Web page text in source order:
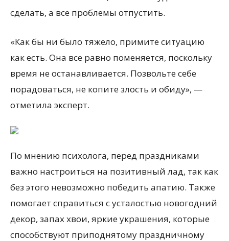
сделать, а все проблемы отпустить.
«Как бы ни было тяжело, примите ситуацию
как есть. Она все равно поменяется, поскольку
время не останавливается. Позвольте себе
порадоваться, не копите злость и обиду», —
отметила эксперт.
По мнению психолога, перед праздниками
важно настроиться на позитивный лад, так как
без этого невозможно победить апатию. Также
помогает справиться с усталостью новогодний
декор, запах хвои, яркие украшения, которые
способствуют приподнятому праздничному